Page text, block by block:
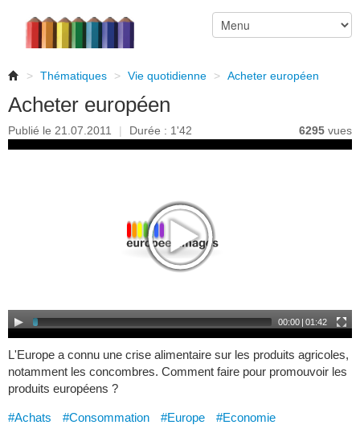
> Thématiques > Vie quotidienne > Acheter européen
Acheter européen
Publié le 21.07.2011 | Durée : 1'42 6295 vues
00:00 | 01:42
L'Europe a connu une crise alimentaire sur les produits agricoles,
notamment les concombres. Comment faire pour promouvoir les
produits européens ?
#Achats #Consommation #Europe #Economie